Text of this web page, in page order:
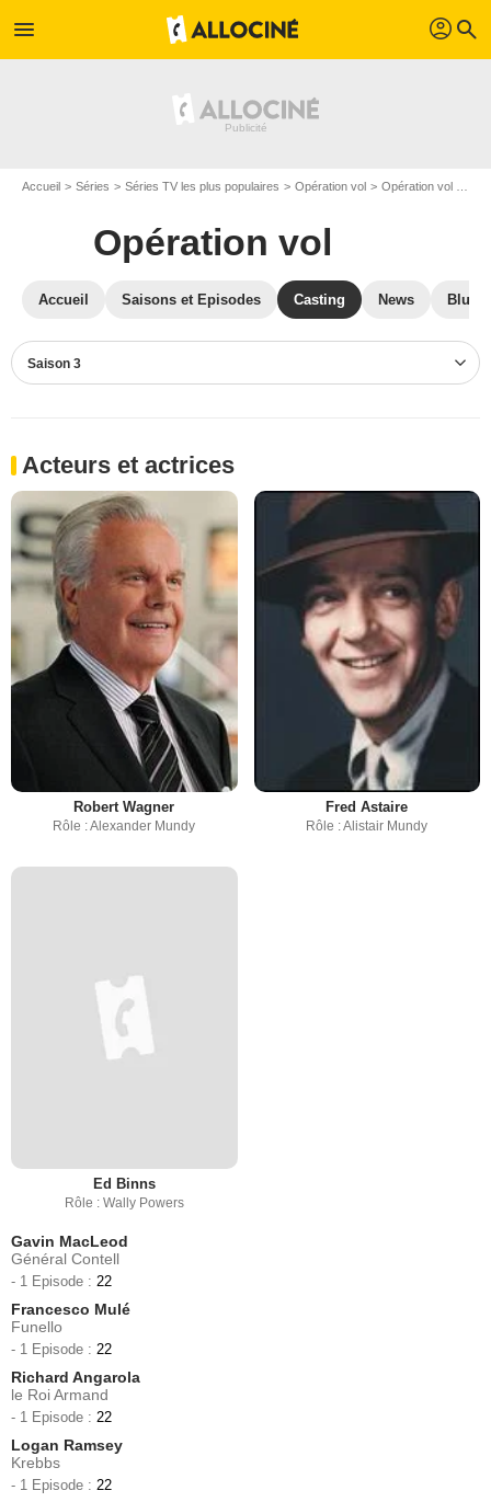
menu profil search
Accueil Séries Séries TV les plus populaires Opération vol Opération vol S03
Opération vol
Accueil Saisons et Episodes Casting News Blu-
Saison 3
Acteurs et actrices
Robert Wagner
Rôle : Alexander Mundy
Fred Astaire
Rôle : Alistair Mundy
Ed Binns
Rôle : Wally Powers
Gavin MacLeod
Général Contell
- 1 Episode : 22
Francesco Mulé
Funello
- 1 Episode : 22
Richard Angarola
le Roi Armand
- 1 Episode : 22
Logan Ramsey
Krebbs
- 1 Episode : 22